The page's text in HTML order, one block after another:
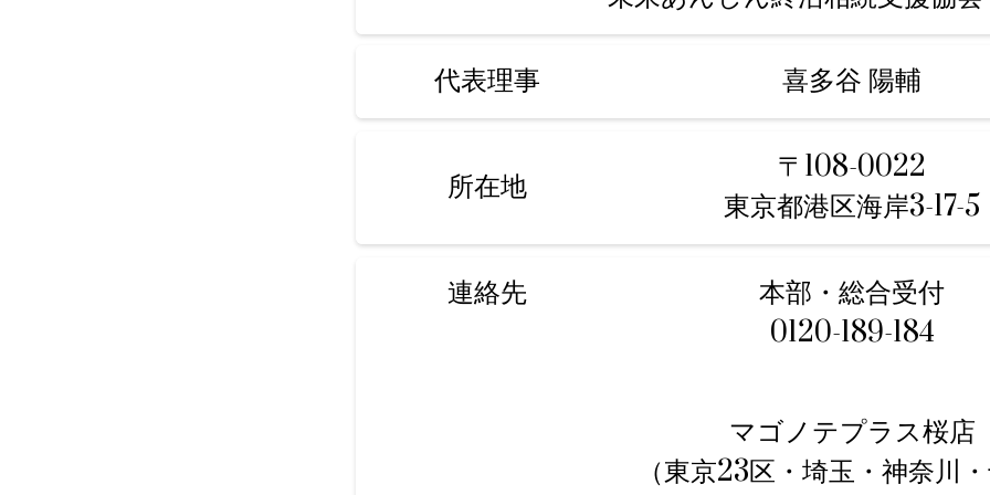
代表理事 喜多谷 陽輔
所在地
〒108-0022
東京都港区海岸3-17-5
連絡先
本部・総合受付
0120-189-184
マゴノテプラス桜店
（東京23区・埼玉・神奈川